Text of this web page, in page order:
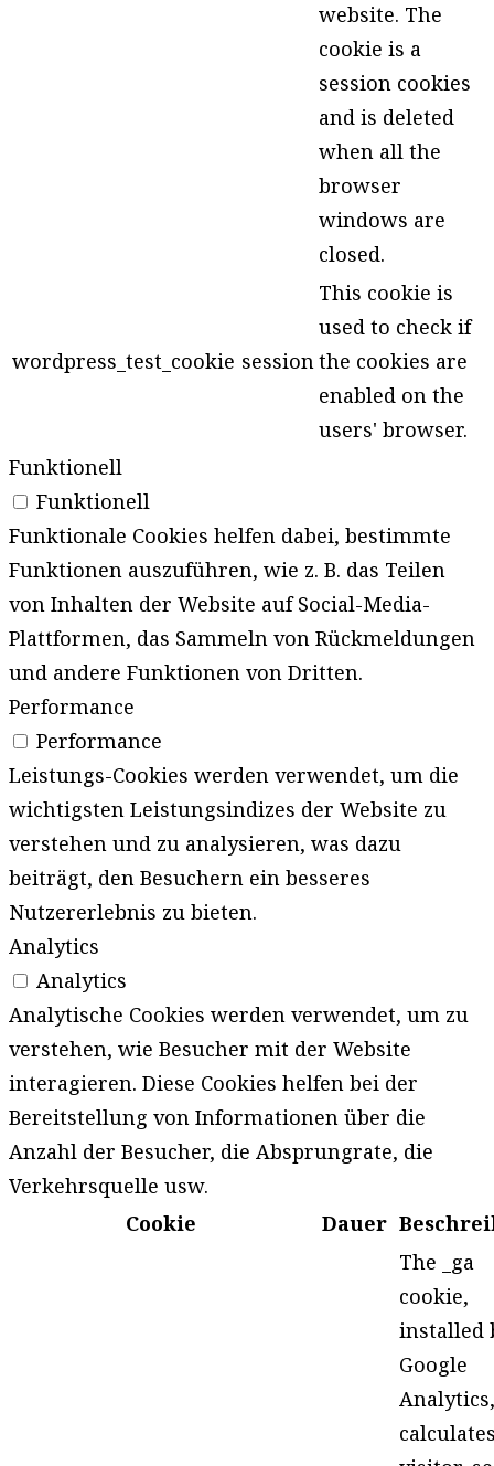
website. The
cookie is a
session cookies
and is deleted
when all the
browser
windows are
closed.
wordpress_test_cookie session
This cookie is
used to check if
the cookies are
enabled on the
users' browser.
Funktionell
Funktionell
Funktionale Cookies helfen dabei, bestimmte
Funktionen auszuführen, wie z. B. das Teilen
von Inhalten der Website auf Social-Media-
Plattformen, das Sammeln von Rückmeldungen
und andere Funktionen von Dritten.
Performance
Performance
Leistungs-Cookies werden verwendet, um die
wichtigsten Leistungsindizes der Website zu
verstehen und zu analysieren, was dazu
beiträgt, den Besuchern ein besseres
Nutzererlebnis zu bieten.
Analytics
Analytics
Analytische Cookies werden verwendet, um zu
verstehen, wie Besucher mit der Website
interagieren. Diese Cookies helfen bei der
Bereitstellung von Informationen über die
Anzahl der Besucher, die Absprungrate, die
Verkehrsquelle usw.
Cookie
Dauer
The _ga
cookie,
installed
Google
Analytics,